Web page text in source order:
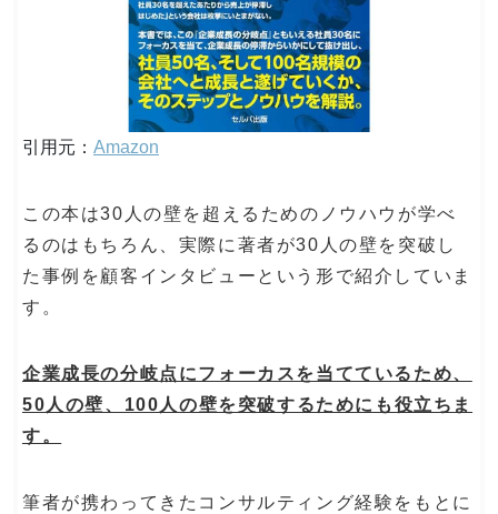
引用元： Amazon
この本は30人の壁を超えるためのノウハウが学べ
るのはもちろん、実際に著者が30人の壁を突破し
た事例を顧客インタビューという形で紹介していま
す。
企業成長の分岐点にフォーカスを当てているため、
50人の壁、100人の壁を突破するためにも役立ちま
す。
筆者が携わってきたコンサルティング経験をもとに